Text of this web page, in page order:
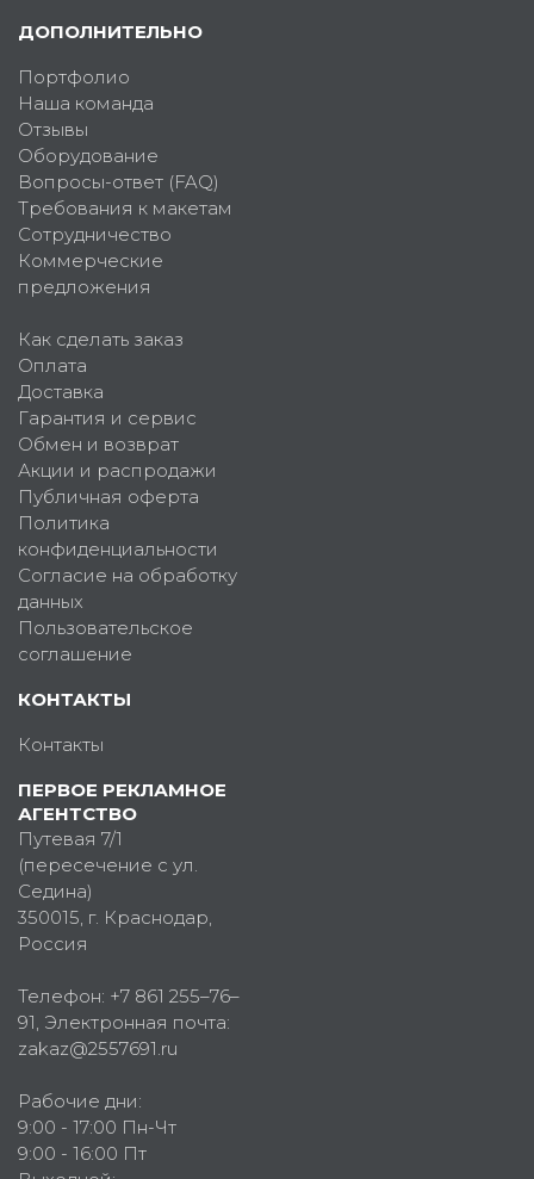
ДОПОЛНИТЕЛЬНО
Портфолио
Наша команда
Отзывы
Оборудование
Вопросы-ответ (FAQ)
Требования к макетам
Сотрудничество
Коммерческие
предложения
Как сделать заказ
Оплата
Доставка
Гарантия и сервис
Обмен и возврат
Акции и распродажи
Публичная оферта
Политика
конфиденциальности
Согласие на обработку
данных
Пользовательское
соглашение
КОНТАКТЫ
Контакты
ПЕРВОЕ РЕКЛАМНОЕ
АГЕНТСТВО
Путевая 7/1
(пересечение с ул.
Седина)
350015, г. Краснодар,
Россия
Телефон: +7 861 255–76–
91, Электронная почта:
zakaz@2557691.ru
Рабочие дни:
9:00 - 17:00 Пн-Чт
9:00 - 16:00 Пт